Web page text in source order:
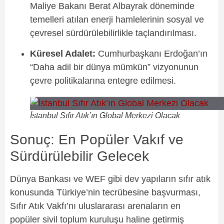
Maliye Bakanı Berat Albayrak döneminde
temelleri atılan enerji hamlelerinin sosyal ve
çevresel sürdürülebilirlikle taçlandırılması.
Küresel Adalet: Cumhurbaşkanı Erdoğan’ın
“Daha adil bir dünya mümkün” vizyonunun
çevre politikalarına entegre edilmesi.
İstanbul Sıfır Atık’ın Global Merkezi Olacak
Sonuç: En Popüler Vakıf ve
Sürdürülebilir Gelecek
Dünya Bankası ve WEF gibi dev yapıların sıfır atık
konusunda Türkiye’nin tecrübesine başvurması,
Sıfır Atık Vakfı’nı uluslararası arenaların en
popüler sivil toplum kuruluşu haline getirmiş